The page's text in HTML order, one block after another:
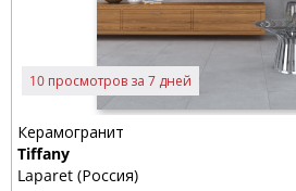
10 просмотров за 7 дней
Керамогранит
Tiffany
Laparet (Россия)